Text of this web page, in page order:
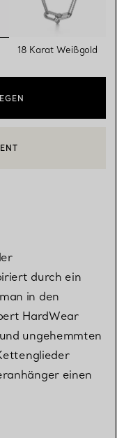
18 Karat Weißgold
ODER EINEN
durch ein
in den
HardWear
ungehemmten
einen